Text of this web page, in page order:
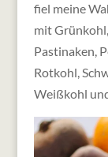
fiel meine
mit
Pastinaken,
Rotkohl,
Weißkohl